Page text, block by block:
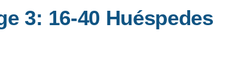
3: 16-40 Huéspedes